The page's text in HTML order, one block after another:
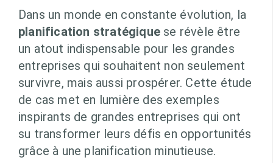
Dans un monde en constante évolution, la
planification stratégique se révèle être
un atout indispensable pour les grandes
entreprises qui souhaitent non seulement
survivre, mais aussi prospérer. Cette étude
de cas met en lumière des exemples
inspirants de grandes entreprises qui ont
su transformer leurs défis en opportunités
grâce à une planification minutieuse.